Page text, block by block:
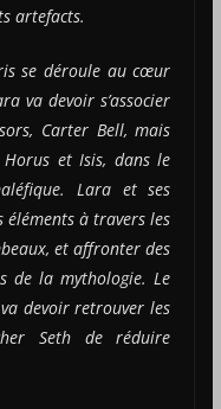
artefacts.
se déroule au cœur
va devoir s’associer
Carter Bell, mais
Horus et Isis, dans le
Lara et ses
à travers les
et affronter des
de la mythologie. Le
devoir retrouver les
Seth de réduire